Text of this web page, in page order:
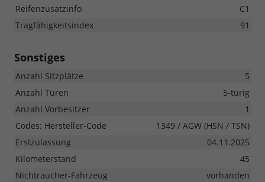
Reifenzusatzinfo
C1
Tragfähigkeitsindex
91
Sonstiges
Anzahl Sitzplätze
5
Anzahl Türen
5-türig
Anzahl Vorbesitzer
1
Codes: Hersteller-Code
1349 / AGW (HSN / TSN)
Erstzulassung
04.11.2025
Kilometerstand
45
Nichtraucher-Fahrzeug
vorhanden